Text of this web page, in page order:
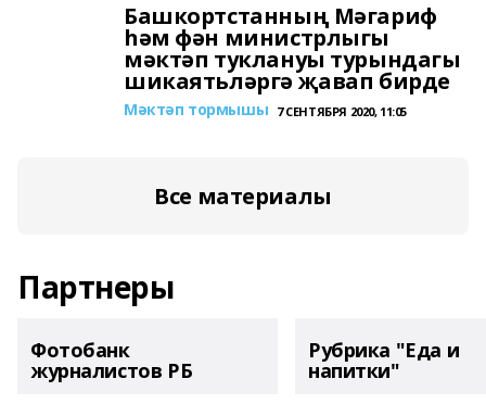
Башкортстанның Мәгариф
һәм фән министрлыгы
мәктәп туклануы турындагы
шикаятьләргә җавап бирде
Мәктәп тормышы 7 СЕНТЯБРЯ 2020, 11:05
Все материалы
Партнеры
Фотобанк
журналистов РБ
Рубрика "Еда и
напитки"